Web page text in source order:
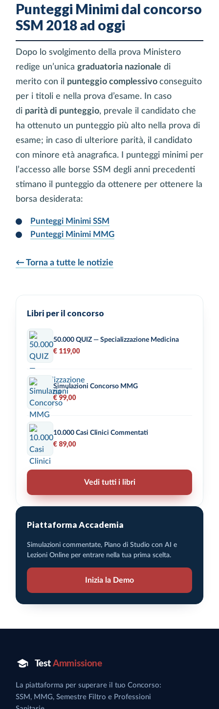
Punteggi Minimi dal concorso
SSM 2018 ad oggi
Dopo lo svolgimento della prova Ministero
redige un’unica graduatoria nazionale di
merito con il punteggio complessivo conseguito
per i titoli e nella prova d’esame. In caso
di parità di punteggio, prevale il candidato che
ha ottenuto un punteggio più alto nella prova di
esame; in caso di ulteriore parità, il candidato
con minore età anagrafica. I punteggi minimi per
l’accesso alle borse SSM degli anni precedenti
stimano il punteggio da ottenere per ottenere la
borsa desiderata:
Punteggi Minimi SSM
Punteggi Minimi MMG
← Torna a tutte le notizie
Libri per il concorso
50.000 QUIZ — Specializzazione Medicina
€ 119,00
Simulazioni Concorso MMG
€ 99,00
10.000 Casi Clinici Commentati
€ 89,00
Vedi tutti i libri
Piattaforma Accademia
Simulazioni commentate, Piano di Studio con AI e
Lezioni Online per entrare nella tua prima scelta.
Inizia la Demo
La piattaforma per superare il tuo Concorso:
SSM, MMG, Semestre Filtro e Professioni